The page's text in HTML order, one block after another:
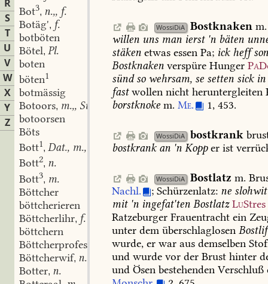
R
S
T
U
V
W
X
Y
Z
Bot3, n.,, f.
Botäg', f.
botböten
Bötel, Pl.
boten
böten1
botmässig
Botoors, m.,, Subst.
botoorsen
Böts
Bott1, Dat., m., n., Adv.
Bott2, n.
Bott3, m.
Böttcher
böttcherieren
Böttcherlihr, f.
böttchern
Böttcherprofeschon
,f.
Böttcherwif, n.
Botter, n.
WossiDiA Bostknaken m.
willen uns man ierst'n bäten
stäken etwas essen Pa; ickheff
Bostknaken verspüre Hunger Pa
sündsowehrsam, se setten sickin
fastwollen nicht heruntergleiten
borstknoke m. Me. 1, 453.
WossiDiA bostkrank
bostkrankan 'n Kopper ist
WossiDiA Bostlatz m.
Nachl.
; Schürzenlatz: ne
mit'n ingefat'ten Bostlatz LuStres
Ratzeburger Frauentracht ein
unter dem überschlaglosen Bostlif
wurde, er war aus demselben
und wurde vor der Brust hinter
und Ösen bestehenden Verschluß